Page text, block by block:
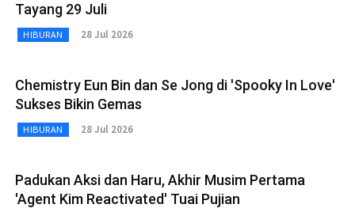
Tayang 29 Juli
HIBURAN 28 Jul 2026
Chemistry Eun Bin dan Se Jong di 'Spooky In Love'
Sukses Bikin Gemas
HIBURAN 28 Jul 2026
Padukan Aksi dan Haru, Akhir Musim Pertama
'Agent Kim Reactivated' Tuai Pujian